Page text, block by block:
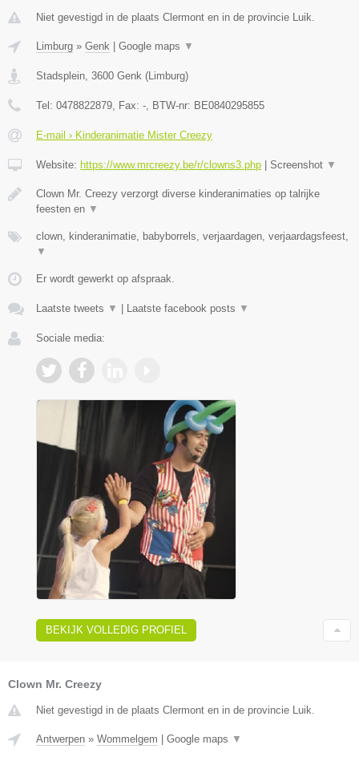
Niet gevestigd in de plaats Clermont en in de provincie Luik.
Limburg » Genk Google maps ▼
Stadsplein, 3600 Genk (Limburg)
Tel: 0478822879, Fax: -, BTW-nr: BE0840295855
E-mail › Kinderanimatie Mister Creezy
Website: https://www.mrcreezy.be/r/clowns3.php Screenshot ▼
Clown Mr. Creezy verzorgt diverse kinderanimaties op talrijke
feesten en ▼
clown, kinderanimatie, babyborrels, verjaardagen, verjaardagsfeest,
▼
Er wordt gewerkt op afspraak.
Laatste tweets ▼ Laatste facebook posts ▼
Sociale media:
BEKIJK VOLLEDIG PROFIEL
Clown Mr. Creezy
Niet gevestigd in de plaats Clermont en in de provincie Luik.
Antwerpen » Wommelgem Google maps ▼